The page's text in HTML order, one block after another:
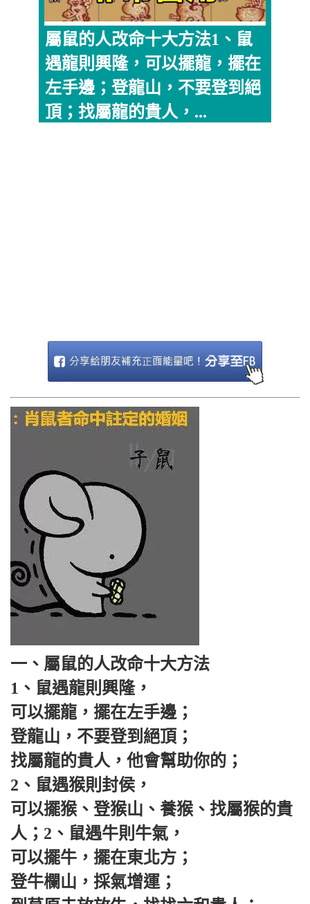
屬鼠的人改命十大方法1、鼠
遇龍則興隆，可以擺龍，擺在
左手邊；登龍山，不要登到絕
頂；找屬龍的貴人，...
一、屬鼠的人改命十大方法
1、鼠遇龍則興隆，
可以擺龍，擺在左手邊；
登龍山，不要登到絕頂；
找屬龍的貴人，他會幫助你的；
2、鼠遇猴則封侯，
可以擺猴、登猴山、養猴、找屬猴的貴
人；2、鼠遇牛則牛氣，
可以擺牛，擺在東北方；
登牛欄山，採氣增運；